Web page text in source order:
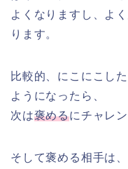
よくなりますし、よ
ります。
比較的、にこにこし
ようになったら、
次は褒めるにチャレ
そして褒める相手は